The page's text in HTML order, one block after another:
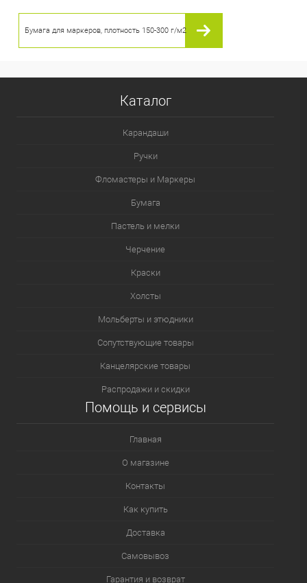
Бумага для маркеров, плотность 150-300 г/м2
Каталог
Карандаши
Ручки
Фломастеры и Маркеры
Бумага
Пастель и мелки
Черчение
Краски
Холсты
Мольберты и этюдники
Сопутствующие товары
Канцелярские товары
Распродажи и скидки
Помощь и сервисы
Главная
О магазине
Контакты
Как купить
Доставка
Самовывоз
Гарантия и возврат